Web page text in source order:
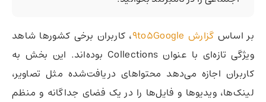
بر اساس گزارش 9to5Google
، کاربران برخی کشورها شاهد
ویژگی تازه‌ای با عنوان Collections بوده‌اند. این بخش به
کاربران اجازه می‌دهد محتواهای دریافت‌شده مثل تصاویر،
لینک‌ها، ویدیوها و فایل‌ها را در یک فضای جداگانه و منظم